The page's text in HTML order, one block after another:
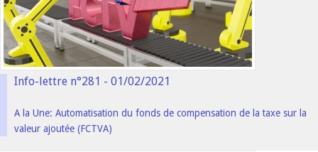
Info-lettre n°281 - 01/02/2021
A la Une: Automatisation du fonds de compensation de la taxe sur la
valeur ajoutée (FCTVA)